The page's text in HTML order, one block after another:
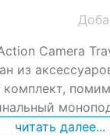
Camera
из
комплект,
читать далее...